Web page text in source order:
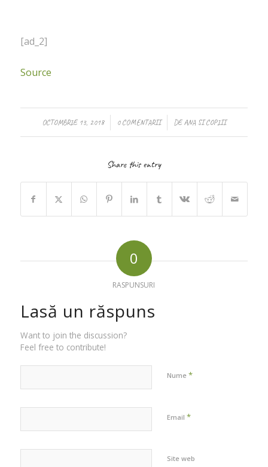
[ad_2]
Source
OCTOMBRIE 13, 2018
/ 0 COMENTARII
/ DEANA SI COPIII
Share this entry
0
RASPUNSURI
Lasă un răspuns
Want to join the discussion?
Feel free to contribute!
Nume *
Email *
Site web